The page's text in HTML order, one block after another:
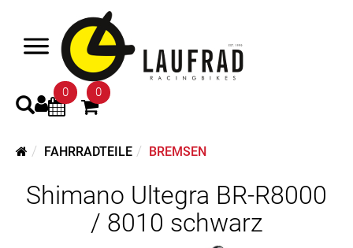
0 0
FAHRRADTEILE BREMSEN
Shimano Ultegra BR-R8000
/ 8010 schwarz